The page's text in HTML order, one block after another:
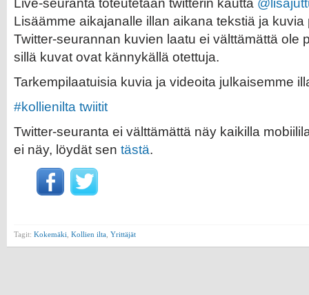
Live-seuranta toteutetaan twitterin kautta
Lisäämme aikajanalle illan aikana tekstiä ja kuvia
Twitter-seurannan kuvien laatu ei välttämättä ole
sillä kuvat ovat kännykällä otettuja.
Tarkempilaatuisia kuvia ja videoita julkaisemme
#kollienilta twiitit
Twitter-seuranta ei välttämättä näy kaikilla
ei näy, löydät sen tästä.
Tagit: Kokemäki Kollien ilta Yrittäjät